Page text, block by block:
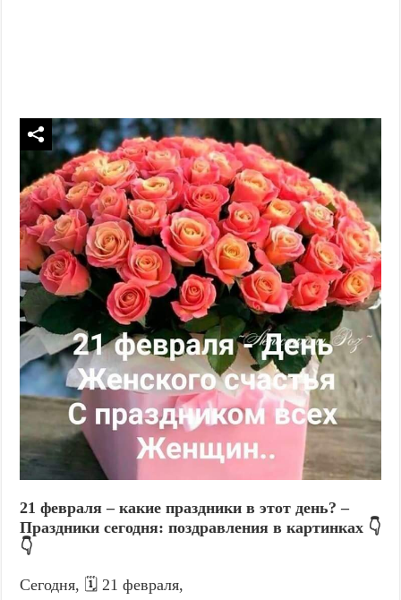
21 февраля – какие праздники в этот день? –
Праздники сегодня: поздравления в картинках 👇
👇
Сегодня, 🗓️ 21 февраля,